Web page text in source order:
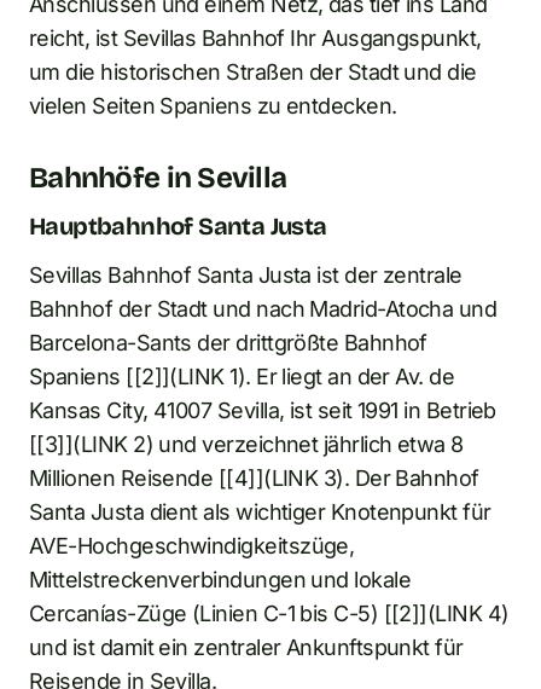
reicht, ist Sevillas Bahnhof Ihr Ausgangspunkt,
um die historischen Straßen der Stadt und die
vielen Seiten Spaniens zu entdecken.
Bahnhöfe in Sevilla
Hauptbahnhof Santa Justa
Sevillas Bahnhof Santa Justa ist der zentrale
Bahnhof der Stadt und nach Madrid-Atocha und
Barcelona-Sants der drittgrößte Bahnhof
Spaniens [[2]](LINK 1). Er liegt an der Av. de
Kansas City, 41007 Sevilla, ist seit 1991 in Betrieb
[[3]](LINK 2) und verzeichnet jährlich etwa 8
Millionen Reisende [[4]](LINK 3). Der Bahnhof
Santa Justa dient als wichtiger Knotenpunkt für
AVE-Hochgeschwindigkeitszüge,
Mittelstreckenverbindungen und lokale
Cercanías-Züge (Linien C-1 bis C-5) [[2]](LINK 4)
und ist damit ein zentraler Ankunftspunkt für
Reisende in Sevilla.